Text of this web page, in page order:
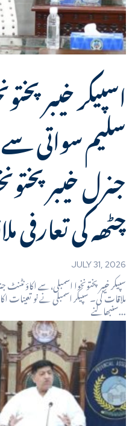
اسپیکر
سلیم سواتی
جنرل
چٹھہ کی تعارفی
JULY 31, 2026
سپیکر خیبرپختونخوا اسمبلی،سے
ملاقات کی۔ سپیکر اسمبلی نے نو تعینات
سنبھالنے...